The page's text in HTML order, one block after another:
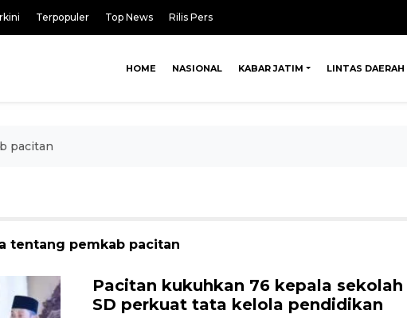
Terpopuler Top News Rilis Pers
HOME NASIONAL KABAR JATIM LINTAS DAERAH
pacitan
tentang pemkab pacitan
Pacitan kukuhkan 76 kepala sekolah
SD perkuat tata kelola pendidikan